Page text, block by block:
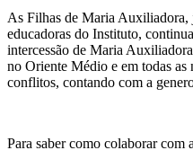
As Filhas de Maria Auxiliadora,
educadoras do Instituto,
intercessão de Maria
no Oriente Médio e em todas as
conflitos, contando com a
Para saber como colaborar